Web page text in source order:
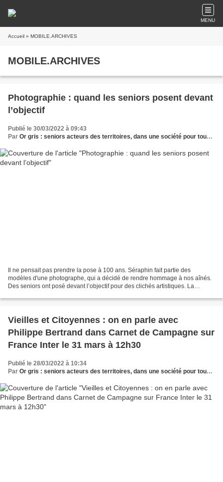
MENU
Accueil » MOBILE.ARCHIVES
MOBILE.ARCHIVES
Photographie : quand les seniors posent devant
l’objectif
Publié le 30/03/2022 à 09:43
Par Or gris : seniors acteurs des territoires, dans une société pour tous les âges
Il ne pensait pas prendre la pose à 100 ans. Séraphin fait partie des
modèles d'une photographe, qui a décidé de rendre hommage à nos aînés.
Des seniors ont posé devant l’objectif pour des clichés artistiques. La
Vieilles et Citoyennes : on en parle avec
Philippe Bertrand dans Carnet de Campagne sur
France Inter le 31 mars à 12h30
Publié le 28/03/2022 à 10:34
Par Or gris : seniors acteurs des territoires, dans une société pour tous les âges